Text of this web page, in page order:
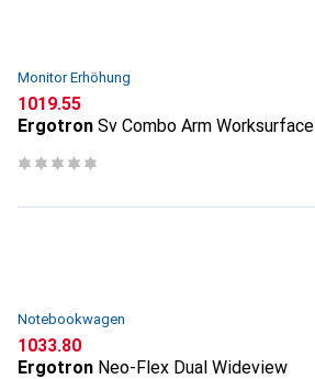
Monitor Erhöhung
CHF
1019.55
Ergotron Sv Combo Arm Worksurface
Notebookwagen
CHF
1033.80
Ergotron Neo-Flex Dual Wideview